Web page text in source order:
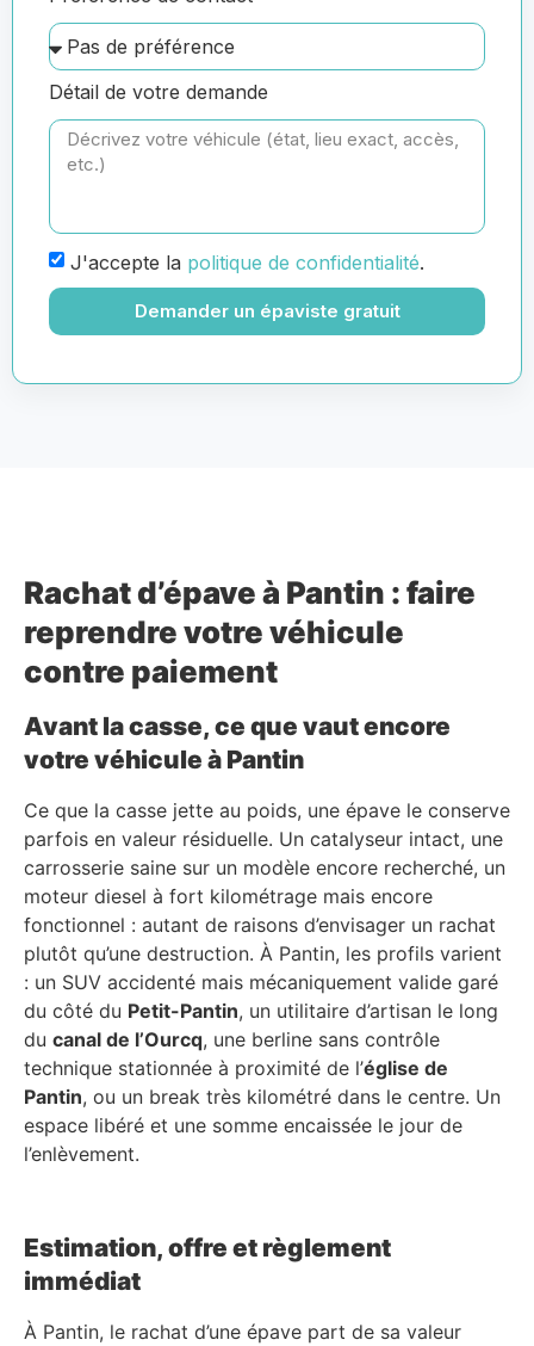
Détail de votre demande
J'accepte la politique de confidentialité.
Demander un épaviste gratuit
Rachat d’épave à Pantin : faire
reprendre votre véhicule
contre paiement
Avant la casse, ce que vaut encore
votre véhicule à Pantin
Ce que la casse jette au poids, une épave le conserve
parfois en valeur résiduelle. Un catalyseur intact, une
carrosserie saine sur un modèle encore recherché, un
moteur diesel à fort kilométrage mais encore
fonctionnel : autant de raisons d’envisager un rachat
plutôt qu’une destruction. À Pantin, les profils varient
: un SUV accidenté mais mécaniquement valide garé
du côté du Petit-Pantin, un utilitaire d’artisan le long
du canal de l’Ourcq, une berline sans contrôle
technique stationnée à proximité de l’église de
Pantin, ou un break très kilométré dans le centre. Un
espace libéré et une somme encaissée le jour de
l’enlèvement.
Estimation, offre et règlement
immédiat
À Pantin, le rachat d’une épave part de sa valeur